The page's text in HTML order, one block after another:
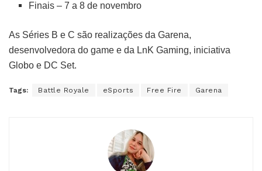
Finais – 7 a 8 de novembro
As Séries B e C são realizações da Garena,
desenvolvedora do game e da LnK Gaming, iniciativa
Globo e DC Set.
Tags: Battle Royale eSports Free Fire Garena